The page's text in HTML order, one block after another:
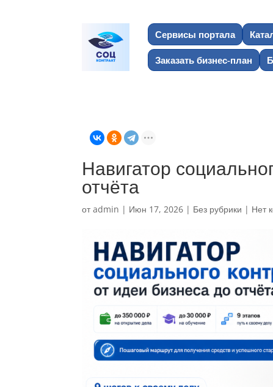
Сервисы портала
Заказать бизнес-план
Навигатор
отчёта
отadmin | Июн 17, 2026 | Без рубрики | Нет